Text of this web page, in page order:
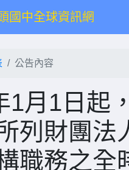
國中全球資訊網
公告內容
1月1日起
列財團法
職務之全